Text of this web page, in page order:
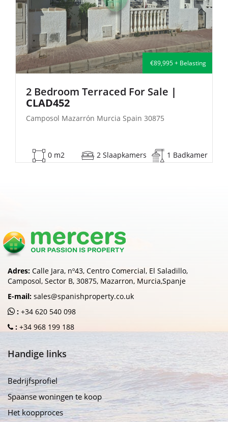
€135,000 + Belasting
2 Bedroom Semi-Detached For Sale
| FB140
Camposol Mazarrón Murcia Spain 30875
53 m2 2 Slaapkamers 1 Badkamer
Adres: Calle Jara, nº43, Centro Comercial, El Saladillo,
Camposol, Sector B, 30875, Mazarron, Murcia,Spanje
E-mail: sales@spanishproperty.co.uk
: +34 620 540 098
: +34 968 199 188
Handige links
Bedrijfsprofiel
Spaanse woningen te koop
Het koopproces